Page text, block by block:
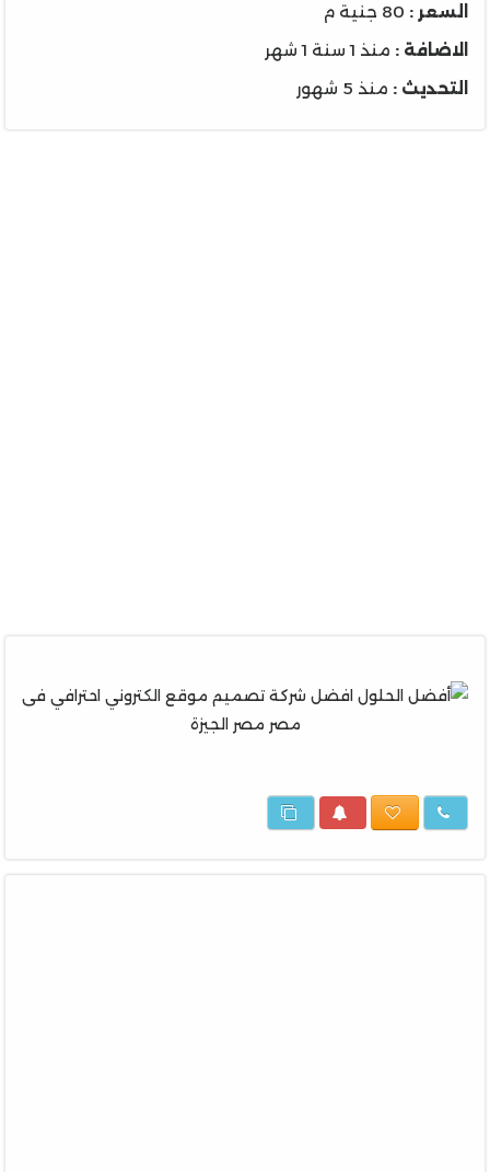
السعر : 80 جنية م
الاضافة : منذ 1 سنة 1 شهر
التحديث : منذ 5 شهور